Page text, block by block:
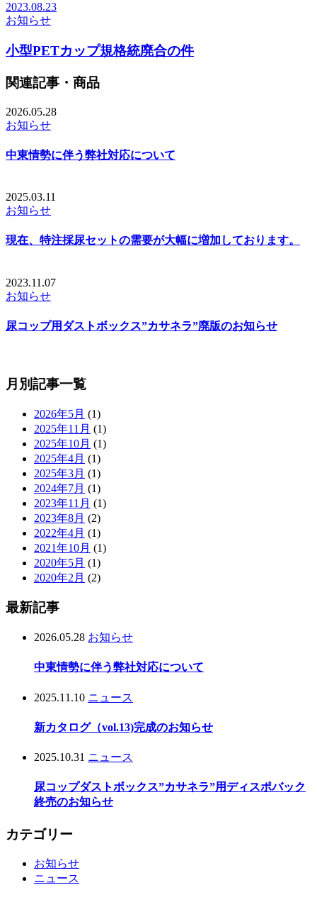
2023.08.23
お知らせ
小型PETカップ規格統廃合の件
関連記事・商品
2026.05.28
お知らせ
中東情勢に伴う弊社対応について
2025.03.11
お知らせ
現在、特注採尿セットの需要が大幅に増加しております。
2023.11.07
お知らせ
尿コップ用ダストボックス”カサネラ”廃版のお知らせ
月別記事一覧
2026年5月 (1)
2025年11月 (1)
2025年10月 (1)
2025年4月 (1)
2025年3月 (1)
2024年7月 (1)
2023年11月 (1)
2023年8月 (2)
2022年4月 (1)
2021年10月 (1)
2020年5月 (1)
2020年2月 (2)
最新記事
2026.05.28 お知らせ
中東情勢に伴う弊社対応について
2025.11.10 ニュース
新カタログ（vol.13)完成のお知らせ
2025.10.31 ニュース
尿コップダストボックス”カサネラ”用ディスポバック
終売のお知らせ
カテゴリー
お知らせ
ニュース